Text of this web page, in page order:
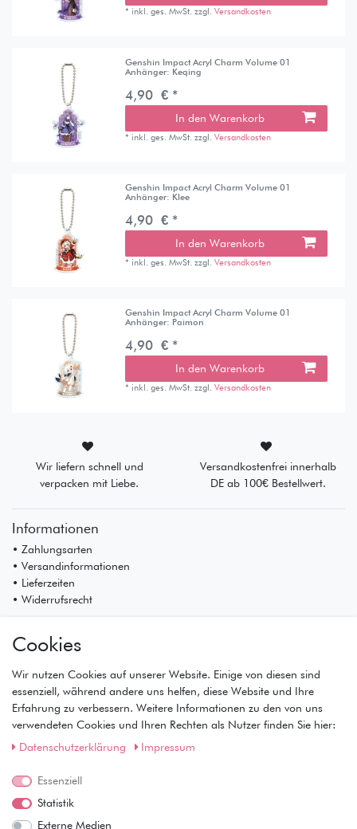
* inkl. ges. MwSt. zzgl.Versandkosten
Genshin Impact Acryl Charm Volume 01
Anhänger: Keqing
4,90 € *
In den Warenkorb
* inkl. ges. MwSt. zzgl.Versandkosten
Genshin Impact Acryl Charm Volume 01
Anhänger: Klee
4,90 € *
In den Warenkorb
* inkl. ges. MwSt. zzgl.Versandkosten
Genshin Impact Acryl Charm Volume 01
Anhänger: Paimon
4,90 € *
In den Warenkorb
* inkl. ges. MwSt. zzgl.Versandkosten
Wir liefern schnell und
verpacken mit Liebe.
Versandkostenfrei innerhalb
DE ab 100€ Bestellwert.
Informationen
• Zahlungsarten
• Versandinformationen
• Lieferzeiten
• Widerrufsrecht
• Registrierung
• Warenkorb
• Kasse
• Wunschliste
Service
• Datenschutz
• AGB
• Impressum
Cookies
Wir nutzen Cookies auf unserer Website. Einige von diesen sind
essenziell, während andere uns helfen, diese Website und Ihre
Erfahrung zu verbessern. Weitere Informationen zu den von uns
verwendeten Cookies und Ihren Rechten als Nutzer finden Sie hier:
Daten­schutz­erklärung
Impressum
Essenziell
Statistik
Externe Medien